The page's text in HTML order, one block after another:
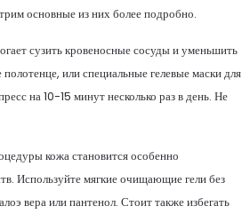
основные из них более подробно.
сузить кровеносные сосуды и уменьшить
или специальные гелевые маски для
на 10-15 минут несколько раз в день. Не
кожа становится особенно
Используйте мягкие очищающие гели без
вера или пантенол. Стоит также избегать